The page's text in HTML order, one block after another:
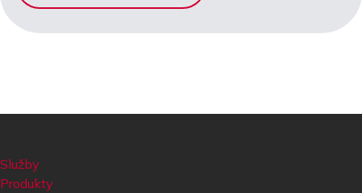
Služby
Produkty